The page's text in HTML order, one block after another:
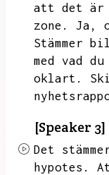
att det är
zone.
Ja,
Stämmer
med vad
oklart.
[Speaker 3]
Det
hypotes.